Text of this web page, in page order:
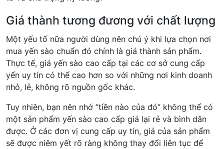
Giá thành tương đương với chất lượng
Một yếu tố nữa người dùng nên chú ý khi lựa chọn nơi
mua yến sào chuẩn đó chính là giá thành sản phẩm.
Thực tế, giá yến sào cao cấp tại các cơ sở cung cấp
yến uy tín có thể cao hơn so với những nơi kinh doanh
nhỏ, lẻ, không rõ nguồn gốc khác.
Tuy nhiên, bạn nên nhớ “tiền nào của đó” không thể có
một sản phẩm yến sào cao cấp giá lại rẻ và bình dân
được. Ở các đơn vị cung cấp uy tín, giá của sản phẩm
sẽ được niêm yết rõ ràng không thay đổi liên tục để